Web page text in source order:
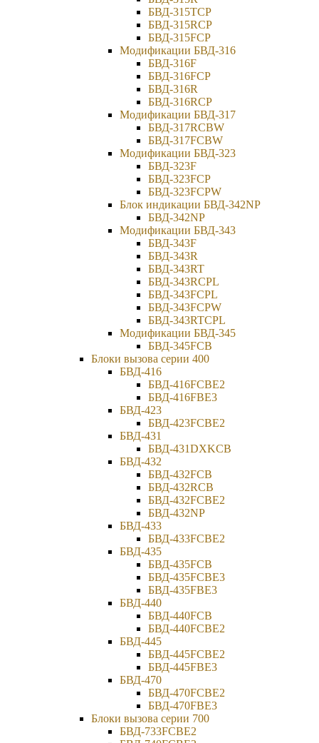
БВД-315TCP
БВД-315RCP
БВД-315FCP
Модификации БВД-316
БВД-316F
БВД-316FCP
БВД-316R
БВД-316RCP
Модификации БВД-317
БВД-317RCBW
БВД-317FCBW
Модификации БВД-323
БВД-323F
БВД-323FCP
БВД-323FCPW
Блок индикации БВД-342NP
БВД-342NP
Модификации БВД-343
БВД-343F
БВД-343R
БВД-343RT
БВД-343RCPL
БВД-343FCPL
БВД-343FCPW
БВД-343RTCPL
Модификации БВД-345
БВД-345FCB
Блоки вызова серии 400
БВД-416
БВД-416FCBE2
БВД-416FBE3
БВД-423
БВД-423FCBE2
БВД-431
БВД-431DXKCB
БВД-432
БВД-432FCB
БВД-432RCB
БВД-432FCBE2
БВД-432NP
БВД-433
БВД-433FCBE2
БВД-435
БВД-435FCB
БВД-435FCBE3
БВД-435FBE3
БВД-440
БВД-440FCB
БВД-440FCBE2
БВД-445
БВД-445FCBE2
БВД-445FBE3
БВД-470
БВД-470FCBE2
БВД-470FBE3
Блоки вызова серии 700
БВД-733FCBE2